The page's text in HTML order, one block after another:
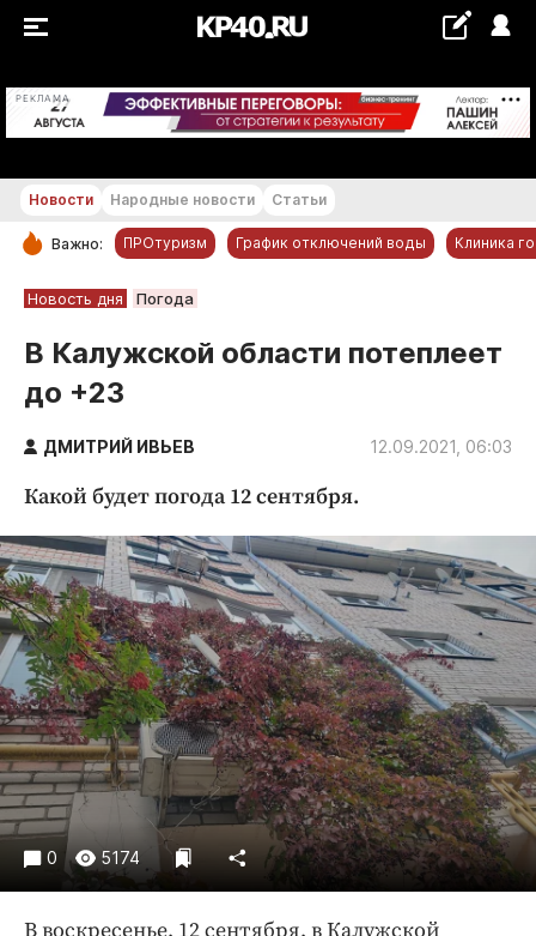
РЕКЛАМА +24...+25 °С
РУБРИКИ
Новости компаний
Статьи
Народные новости
Авто и транспорт
Благоустройство
Криминал
Культура
Недвижимость и ЖКХ
Образование
Общество
Погода
Праздники
Происшествия
Спорт
Экономика и бизнес
ПРОЕКТЫ
Новости Народные новости Статьи
Важно: ПРОтуризм График отключений воды Клиника
Новость дня Погода
В Калужской области потеплеет
до +23
ДМИТРИЙ ИВЬЕВ 12.09.2021, 06:03
Какой будет погода 12 сентября.
0 5174
В воскресенье, 12 сентября, в Калужской